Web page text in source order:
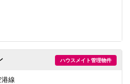
ハウスメイト管理物件
線